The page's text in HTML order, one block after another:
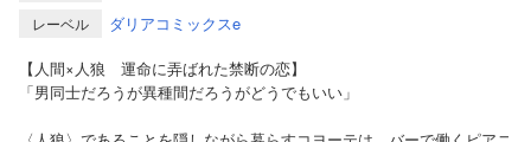
レーベル
ダリアコミックスe
【人間×人狼 運命に弄ばれた禁断の恋】
「男同士だろうが異種間だろうがどうでもいい」